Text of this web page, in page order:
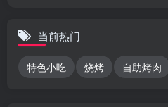
当前热门
特色小吃 烧烤 自助烤肉